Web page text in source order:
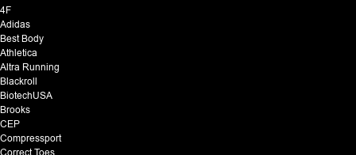
4F
Adidas
Best Body
Athletica
Altra Running
Blackroll
BiotechUSA
Brooks
CEP
Compressport